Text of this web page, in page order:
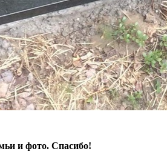
и фото. Спасибо!